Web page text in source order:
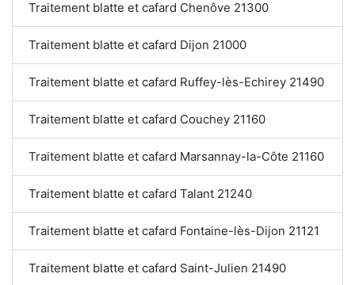
Traitement blatte et cafard Chenôve 21300
Traitement blatte et cafard Dijon 21000
Traitement blatte et cafard Ruffey-lès-Echirey 21490
Traitement blatte et cafard Couchey 21160
Traitement blatte et cafard Marsannay-la-Côte 21160
Traitement blatte et cafard Talant 21240
Traitement blatte et cafard Fontaine-lès-Dijon 21121
Traitement blatte et cafard Saint-Julien 21490